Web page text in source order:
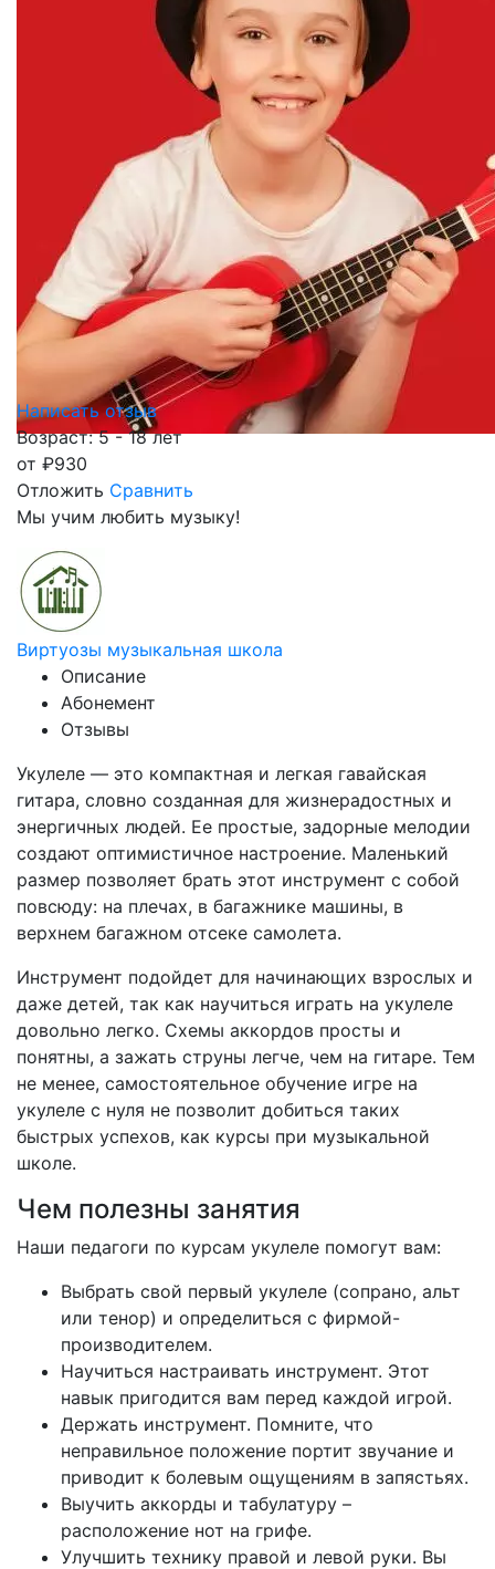
Написать отзыв
Возраст: 5 - 18 лет
от ₽930
Отложить Сравнить
Мы учим любить музыку!
Виртуозы музыкальная школа
Описание
Абонемент
Отзывы
Укулеле — это компактная и легкая гавайская
гитара, словно созданная для жизнерадостных и
энергичных людей. Ее простые, задорные мелодии
создают оптимистичное настроение. Маленький
размер позволяет брать этот инструмент с собой
повсюду: на плечах, в багажнике машины, в
верхнем багажном отсеке самолета.
Инструмент подойдет для начинающих взрослых и
даже детей, так как научиться играть на укулеле
довольно легко. Схемы аккордов просты и
понятны, а зажать струны легче, чем на гитаре. Тем
не менее, самостоятельное обучение игре на
укулеле с нуля не позволит добиться таких
быстрых успехов, как курсы при музыкальной
школе.
Чем полезны занятия
Наши педагоги по курсам укулеле помогут вам:
Выбрать свой первый укулеле (сопрано, альт
или тенор) и определиться с фирмой-
производителем.
Научиться настраивать инструмент. Этот
навык пригодится вам перед каждой игрой.
Держать инструмент. Помните, что
неправильное положение портит звучание и
приводит к болевым ощущениям в запястьях.
Выучить аккорды и табулатуру –
расположение нот на грифе.
Улучшить технику правой и левой руки. Вы